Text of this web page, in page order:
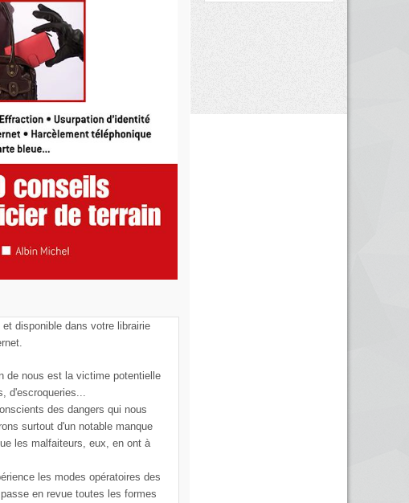
disponible dans votre librairie
de nous est la victime potentielle
d'escroqueries...
des dangers qui nous
surtout d'un notable manque
les malfaiteurs, eux, en ont à
les modes opératoires des
en revue toutes les formes